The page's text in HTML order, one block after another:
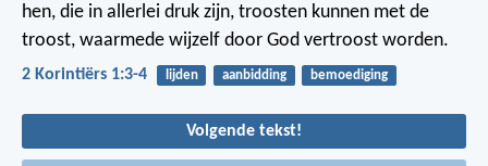
hen, die in allerlei druk zijn, troosten kunnen met de
troost, waarmede wijzelf door God vertroost worden.
2 Korintiërs 1:3-4 lijden aanbidding bemoediging
Volgende tekst!